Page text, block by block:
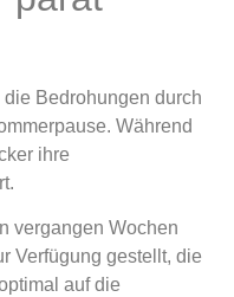
Bedrohungen durch
Während
ihre
vergangen Wochen
Verfügung gestellt, die
auf die